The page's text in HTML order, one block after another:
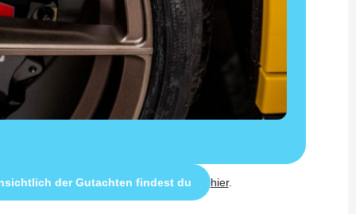
der Gutachten findest du hier.